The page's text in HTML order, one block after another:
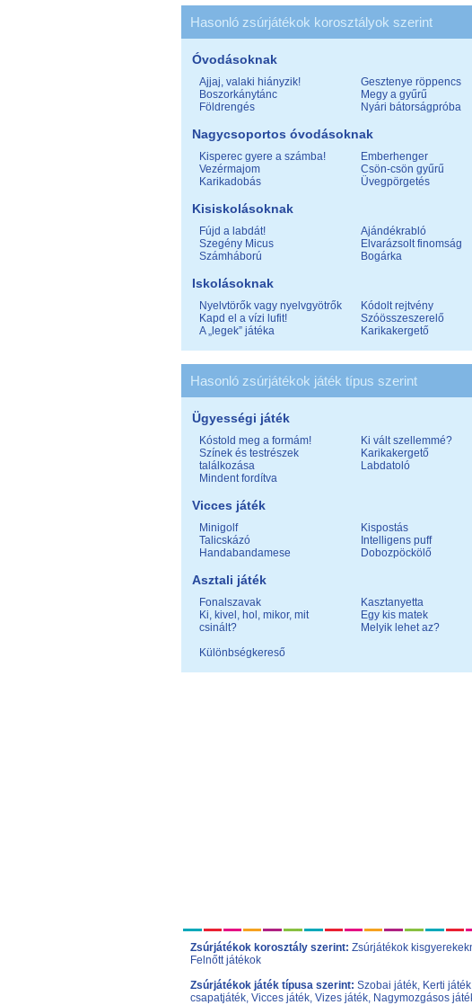
Hasonló zsúrjátékok korosztályok szerint
Óvodásoknak
Ajjaj, valaki hiányzik! Gesztenye röppencs
Boszorkánytánc
Megy a gyűrű
Földrengés
Nyári bátorságpróba
Nagycsoportos óvodásoknak
Kisperec gyere a számba! Emberhenger
Vezérmajom
Csön-csön gyűrű
Karikadobás
Üvegpörgetés
Kisiskolásoknak
Fújd a labdát! Ajándékrabló
Szegény Micus
Elvarázsolt finomság
Számháború
Bogárka
Iskolásoknak
Nyelvtörők vagy nyelvgyötrők Kódolt rejtvény
Kapd el a vízi lufit!
Szóösszeszerelő
A „legek” játéka
Karikakergető
Hasonló zsúrjátékok játék típus szerint
Ügyességi játék
Kóstold meg a formám! Ki vált szellemmé?
Színek és testrészek
találkozása
Karikakergető
Labdatoló
Mindent fordítva
Vicces játék
Minigolf Kispostás
Talicskázó
Intelligens puff
Handabandamese
Dobozpöckölő
Asztali játék
Fonalszavak Kasztanyetta
Ki, kivel, hol, mikor, mit
csinált?
Egy kis matek
Melyik lehet az?
Különbségkereső
Zsúrjátékok korosztály szerint: Zsúrjátékok
Felnőtt játékok
Zsúrjátékok játék típusa szerint: Szobai játék, Kerti játék
csapatjáték, Vicces játék, Vizes játék, Nagymozgásos